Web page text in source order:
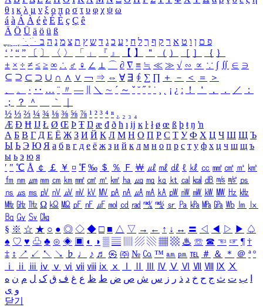
θ ι κ λ μ ν ξ ο π ρ σ τ υ φ χ ψ ω
á à Á À é è É È ç Ç ê
Ä Ö Ü ä ö ü ß
ִֶֹ ֻּ ׁׂ פ ם ן ו ט א ר ק ף ך ל ח י ע כ ג ד ש ץ ת צ מ נ ה ב
‘ ’ “ ” 〔 〕 〈 〉 「 」 『 』 【 】 ＂ （ ） ［ ］ ｛ ｝
± × ÷ ≠ ≤ ≥ ∞ ∴ ♂ ♀ ∠ ⊥ ⌒ ∂ ∇ ≡ ≒ ≪ ≫ √ ∽ ∝ ∵ ∫ ∬ ∈ ∋
⊆ ⊇ ⊂ ⊃ ∪ ∩ ∧ ∨ ￢ ⇒ ⇔ ∀ ∃ ∮ ∑ ∏ ＋ － ＜ ＝
＞
、
。 · ‥ … ¨ 〃 ― ＼ ∼ ´ ～ ˇ ˘ ˝ ˚ ˙ ¸ ¡ ¿ ː ！ ＇ ， ． ／
：
；
？ ＾ ｀
½ ⅓ ⅔ ¼ ¾ ⅛ ⅜ ⅝ ⅞ ¹ ² ³ ⁴ ⁿ ₁ ₂ ₃ ₄
Æ Ð Ħ Ĳ Ł Ø Œ Þ Ŧ Ŋ æ đ ð ħ ı ĳ ĸ ŀ ł ø œ ß þ ŧ ŋ ŉ
А Б В Г Д Е Ё Ж З И Й К Л М Н О П Р С Т У Ф Х Ц Ч Ш Щ Ъ
Ы Ь Э Ю Я а б в г д е ё ж з и й к л м н о п р с т у ф х ц ч ш щ ъ
ы ь э ю я
′ ″ ℃ Å ￠ ￡ ￥ ¤ ℉ ‰ ＄ ％ Ｆ ￦ ㎕ ㎖ ㎗ ℓ ㎘ ㏄ ㎣ ㎤ ㎥ ㎦
㎙ ㎚ ㎛ ㎜ ㎝ ㎞ ㎟ ㎠ ㎡ ㎢ ㏊ ㎍ ㎎ ㎏ ㏏ ㎈ ㎉ ㏈ ㎧ ㎨ ㎰
㎱ ㎲ ㎳ ㎴ ㎵ ㎶ ㎷ ㎸ ㎹ ㎀ ㎁ ㎂ ㎃ ㎄ ㎺ ㎻ ㎽ ㎾ ㎿ ㎐ ㎑
㎒ ㎓ ㎔ Ω ㏀ ㏁ ㎊ ㎋ ㎌ ㏖ ㏅ ㎭ ㎮ ㎯ ㏛ ㎩ ㎪ ㎫ ㎬ ㏝ ㏐
㏓
㏃ ㏉ ㏜ ㏆
§ ※ ☆ ★ ○ ● ◎ ◇ ◆ □ ■ △ ▽ → ← ↑ ↓ ↔ 〓 ◁ ◀ ▷ ▶ ♤
♠ ♡ ♥ ♧ ♣ ⊙ ◈ ▣ ◐ ◑ ▒ ▤ ▨ ▧ ▦ ▩ ♨ ☏ ☎ ☜ ☞ ¶ †
‡ ↕ ↗ ↙ ↖ ↘ ♭ ♩ ♪ ♬ ㉿ ㈜ № ㏇ ™ ㏂ ㏘ ℡ ＃ ＆ ＊ ＠ ª º
ⅰ
ⅱ ⅲ ⅳ ⅴ ⅵ ⅶ ⅷ ⅸ ⅹ Ⅳ Ⅴ Ⅵ Ⅶ Ⅷ Ⅸ Ⅹ
ب ت ث ج ح خ د ذ ر ز س ش ص ض ط ظ ع غ ف ق ک ل م ن ه
و ی
닫기